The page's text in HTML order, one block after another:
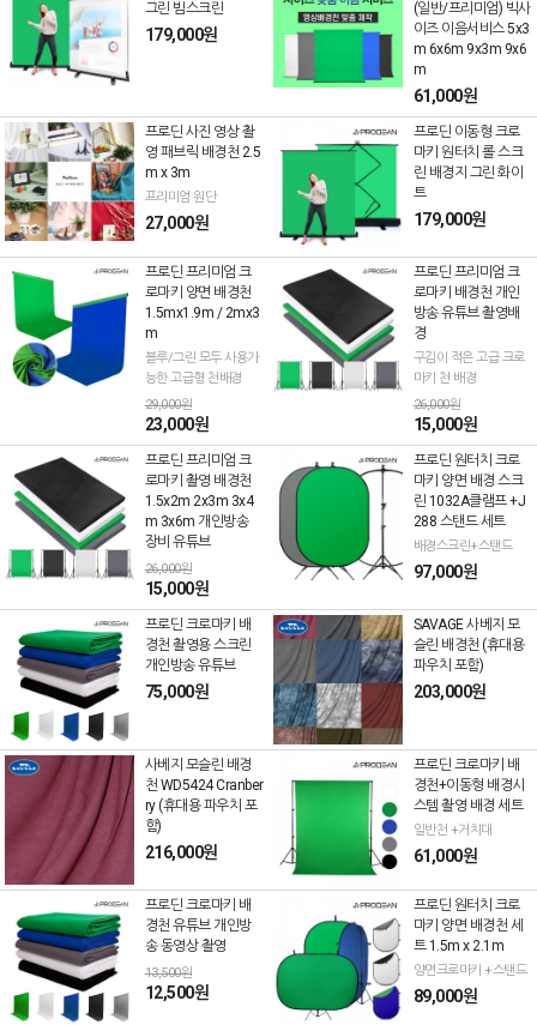
그린 빔스크린
179,000원
(일반/프리미엄) 빅사
이즈 이음서비스 5x3
m 6x6m 9x3m 9x6
m
61,000원
프로딘 사진 영상 촬
영 패브릭 배경천 2.5
m x 3m
프리미엄 원단
27,000원
프로딘 이동형 크로
마키 원터치 롤 스크
린 배경지 그린 화이
트
179,000원
프로딘 프리미엄 크
로마키 양면 배경천
1.5mx1.9m / 2mx3
m
블루/그린 모두 사용가
능한 고급형 천배경
29,000원
23,000원
프로딘 프리미엄 크
로마키 배경천 개인
방송 유튜브 촬영배
경
구김이 적은 고급 크로
마키 천 배경
26,000원
15,000원
프로딘 프리미엄 크
로마키 촬영 배경천
1.5x2m 2x3m 3x4
m 3x6m 개인방송
장비 유튜브
26,000원
15,000원
프로딘 원터치 크로
마키 양면 배경 스크
린 1032A클램프 +J
288 스탠드 세트
배경스크린+스탠드
97,000원
프로딘 크로마키 배
경천 촬영용 스크린
개인방송 유튜브
75,000원
SAVAGE 사베지 모
슬린 배경천 (휴대용
파우치 포함)
203,000원
사베지 모슬린 배경
천 WD5424 Cranber
ry (휴대용 파우치 포
함)
216,000원
프로딘 크로마키 배
경천+이동형 배경시
스템 촬영 배경 세트
일반천 +거치대
61,000원
프로딘 크로마키 배
경천 유튜브 개인방
송 동영상 촬영
13,500원
12,500원
프로딘 원터치 크로
마키 양면 배경천 세
트 1.5m x 2.1m
양면크로마키 +스탠드
89,000원